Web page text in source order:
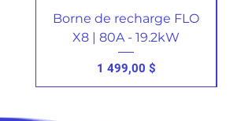
Borne de recharge FLO
X8 | 80A - 19.2kW
Prix
1 499,00 $